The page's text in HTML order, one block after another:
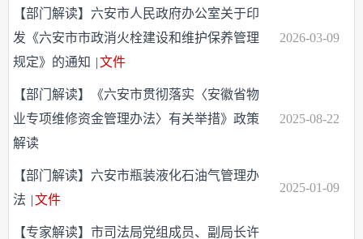
【部门解读】六安市人民政府办公室关于印
发《六安市市政消火栓建设和维护保养管理
规定》的通知 |文件
2026-03-09
【部门解读】《六安市贯彻落实〈安徽省物
业专项维修资金管理办法〉有关举措》政策
解读
2025-08-22
【部门解读】六安市瓶装液化石油气管理办
法 |文件
2025-01-09
【专家解读】市司法局党组成员、副局长许